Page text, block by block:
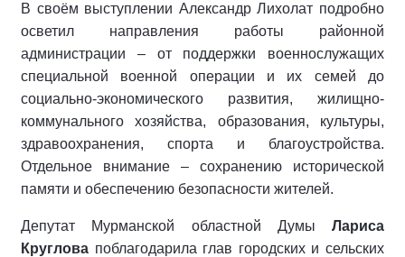
В своём выступлении Александр Лихолат подробно
осветил направления работы районной
администрации – от поддержки военнослужащих
специальной военной операции и их семей до
социально-экономического развития, жилищно-
коммунального хозяйства, образования, культуры,
здравоохранения, спорта и благоустройства.
Отдельное внимание – сохранению исторической
памяти и обеспечению безопасности жителей.
Депутат Мурманской областной Думы Лариса
Круглова поблагодарила глав городских и сельских